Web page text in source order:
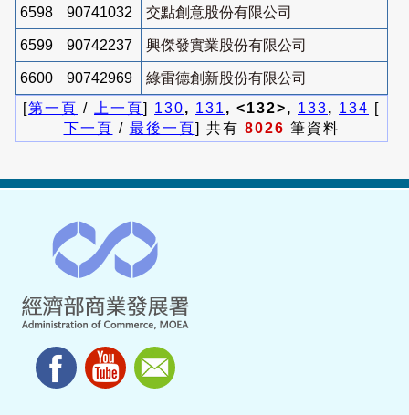
6598 90741032 交點創意股份有限公司
6599 90742237 興傑發實業股份有限公司
6600 90742969
綠雷德創新股份有限公司
[第一頁 / 上一頁] 130, 131 , <132>, 133, 134 [
下一頁 / 最後一頁] 共有 8026 筆資料